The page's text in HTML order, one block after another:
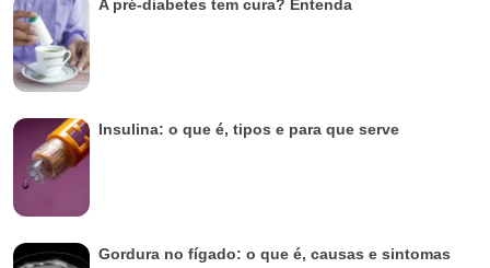
A pré-diabetes tem cura? Entenda
Insulina: o que é, tipos e para que serve
Gordura no fígado: o que é, causas e sintomas